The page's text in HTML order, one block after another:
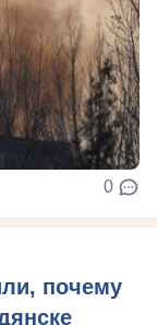
0
почему